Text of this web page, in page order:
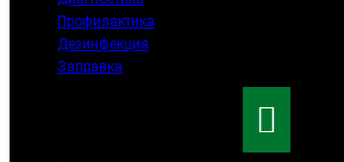
Профилактика
Дезинфекция
Заправка